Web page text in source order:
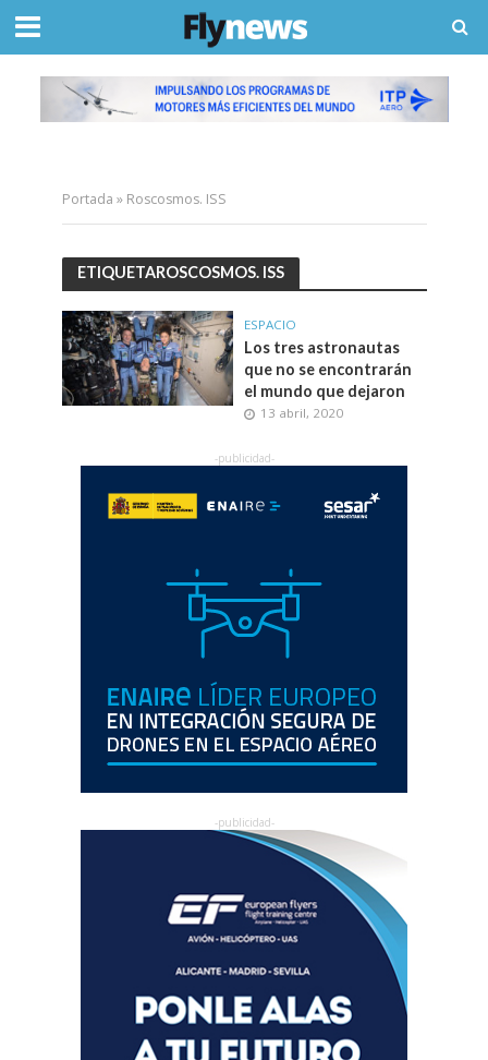
Portada » Roscosmos. ISS
ETIQUETAROSCOSMOS. ISS
ESPACIO
Los tres astronautas
que no se encontrarán
el mundo que dejaron
13 abril, 2020